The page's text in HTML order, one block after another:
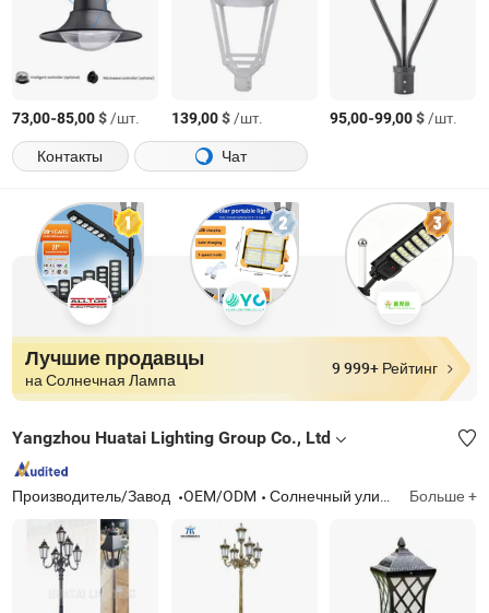
73,00-85,00$/шт. 139,00$/шт. 95,00-99,00$/шт.
Контакты
Чат
Лучшие продавцы
на Солнечная Лампа
9 999+ Рейтинг
Yangzhou Huatai Lighting Group Co., Ltd
Производитель/Завод OEM/ODM Солнечный уличный фонарь, высокие осветительные столбы, столб для видеонаблюдения на дороге, солнечная система, светодиодные лампы Больше +